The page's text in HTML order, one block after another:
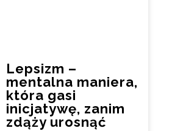
Lepsizm –
mentalna maniera,
która gasi
inicjatywę, zanim
zdąży urosnąć